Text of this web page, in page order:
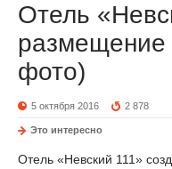
Отель
размещение
фото)
5 октября 2016 2 878
Это интересно
Отель «Невский 111»